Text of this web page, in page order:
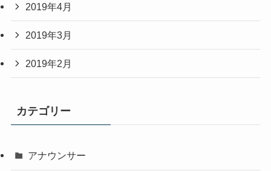
2019年4月
2019年3月
2019年2月
カテゴリー
アナウンサー